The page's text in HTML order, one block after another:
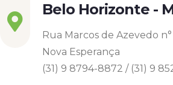
Belo Horizonte -
Rua Marcos de Azevedo
Nova Esperança
(31) 9 8794-8872 / (31) 9